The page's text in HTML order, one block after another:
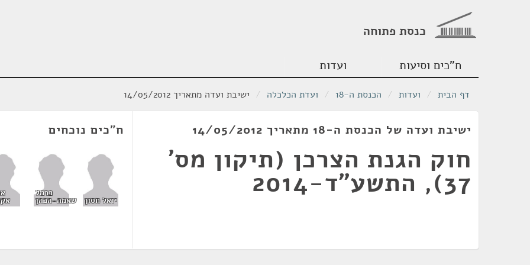
כנסת פתוחה
ח"כים וסיעות ועדות
דף הבית / ועדות / הכנסת ה-18 / ועדת הכלכלה / ישיבת ועדה מתאריך 14/05/2012
ישיבת ועדה של הכנסת ה-18 מתאריך 14/05/2012
חוק הגנת הצרכן (תיקון מס'
37), התשע"ד-2014
ח"כים נוכחים
יואל חסון
כרמל
שאמה-הכהן